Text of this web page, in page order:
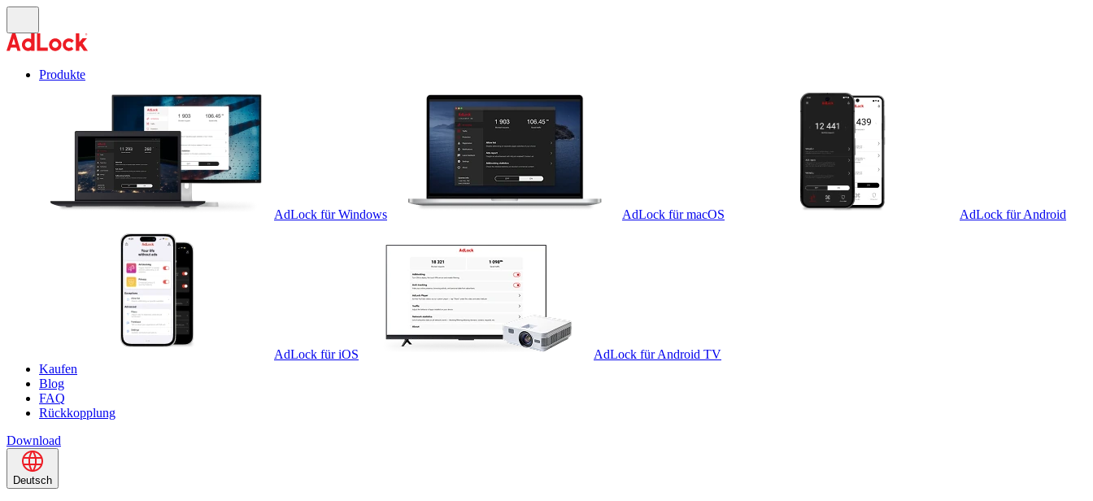
Produkte
AdLock für Windows AdLock für macOS AdLock für Android
AdLock für iOS
AdLock für Android TV
Kaufen
Blog
FAQ
Rückkopplung
Download
Deutsch